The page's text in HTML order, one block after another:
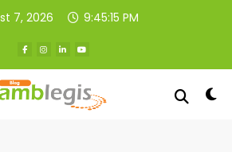
7, 2026 9:45:15 PM